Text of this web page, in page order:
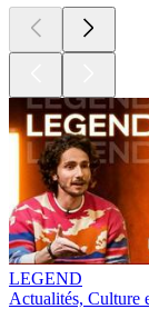
LEGEND
Actualités, Culture